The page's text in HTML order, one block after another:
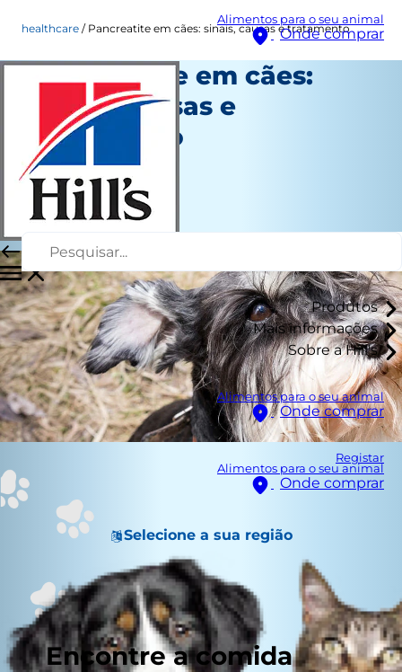
Alimentos para o seu animal
Onde comprar
Produtos
Mais informações
Sobre a Hill's
Alimentos para o seu animal
Onde comprar
Registar
Alimentos para o seu animal
Onde comprar
Selecione a sua região
Encontre a comida
healthcare Pancreatite em cães: sinais, causas e tratamento
Pancreatite em cães:
sinais, causas e
tratamento
Saúde
Dra. Laci Schaible
Novembro 18, 2024